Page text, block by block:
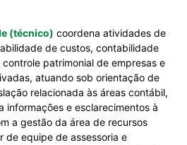
(técnico) coordena atividades de
de custos, contabilidade
patrimonial de empresas e
atuando sob orientação de
relacionada às áreas contábil,
informações e esclarecimentos à
a gestão da área de recursos
de equipe de assessoria e